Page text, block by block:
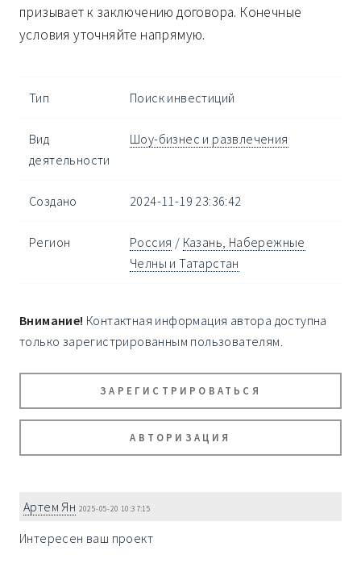
призывает к заключению договора. Конечные
условия уточняйте напрямую.
Тип Поиск инвестиций
Вид
деятельности
Шоу-бизнес и развлечения
Создано 2024-11-19 23:36:42
Регион Россия / Казань, Набережные
Челны и Татарстан
Внимание! Контактная информация автора доступна
только зарегистрированным пользователям.
ЗАРЕГИСТРИРОВАТЬСЯ
АВТОРИЗАЦИЯ
Артем Ян 2025-05-20 10:37:15
Интересен ваш проект